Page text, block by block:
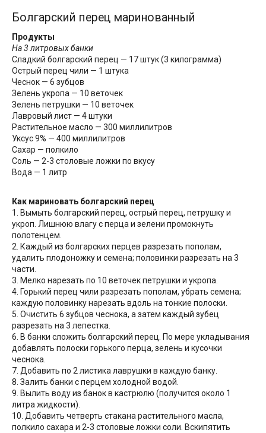
Болгарский перец маринованный
Продукты
На 3 литровых банки
Сладкий болгарский перец — 17 штук (3 килограмма)
Острый перец чили — 1 штука
Чеснок — 6 зубцов
Зелень укропа — 10 веточек
Зелень петрушки — 10 веточек
Лавровый лист — 4 штуки
Растительное масло — 300 миллилитров
Уксус 9% — 400 миллилитров
Сахар — полкило
Соль — 2-3 столовые ложки по вкусу
Вода — 1 литр
Как мариновать болгарский перец
1. Вымыть болгарский перец, острый перец, петрушку и
укроп. Лишнюю влагу с перца и зелени промокнуть
полотенцем.
2. Каждый из болгарских перцев разрезать пополам,
удалить плодоножку и семена; половинки разрезать на 3
части.
3. Мелко нарезать по 10 веточек петрушки и укропа.
4. Горький перец чили разрезать пополам, убрать семена;
каждую половинку нарезать вдоль на тонкие полоски.
5. Очистить 6 зубцов чеснока, а затем каждый зубец
разрезать на 3 лепестка.
6. В банки сложить болгарский перец. По мере укладывания
добавлять полоски горького перца, зелень и кусочки
чеснока.
7. Добавить по 2 листика лаврушки в каждую банку.
8. Залить банки с перцем холодной водой.
9. Вылить воду из банок в кастрюлю (получится около 1
литра жидкости).
10. Добавить четверть стакана растительного масла,
полкило сахара и 2-3 столовые ложки соли. Вскипятить